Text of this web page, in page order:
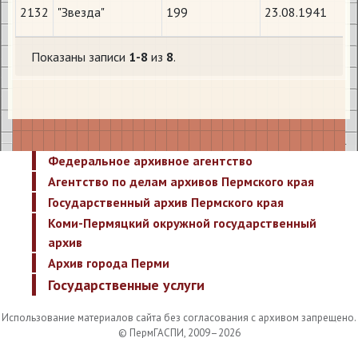
2132 "Звезда" 199 23.08.1941
Показаны записи 1-8 из 8.
Федеральное архивное агентство
Агентство по делам архивов Пермского края
Государственный архив Пермского края
Коми-Пермяцкий окружной государственный
архив
Архив города Перми
Государственные услуги
Использование материалов сайта без согласования с архивом запрещено.
© ПермГАСПИ, 2009–2026